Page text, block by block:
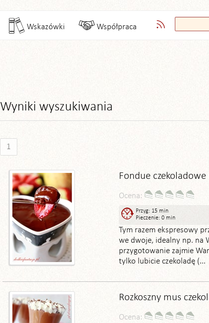
Wskazówki Współpraca
Wyniki wyszukiwania
1
Fondue
Ocena:
Przyg: 15 min
Pieczenie: 0 min
Tym razem ekspresowy
we dwoje, idealny np. na
przygotowanie zajmie
tylko lubicie czekoladę (...
Rozkoszny mus
Ocena: